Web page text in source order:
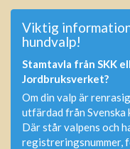
Viktig
hundvalp!
Stamtavla från SKK
Jordbruksverket?
Om din valp är
utfärdad från Svenska
Där står valpens och
registreringsnummer,